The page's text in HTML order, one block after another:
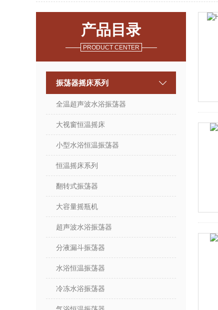
产品目录
PRODUCT CENTER
振荡器摇床系列
全温超声波水浴振荡器
大视窗恒温摇床
小型水浴恒温振荡器
恒温摇床系列
翻转式振荡器
大容量摇瓶机
超声波水浴振荡器
分液漏斗振荡器
水浴恒温振荡器
冷冻水浴振荡器